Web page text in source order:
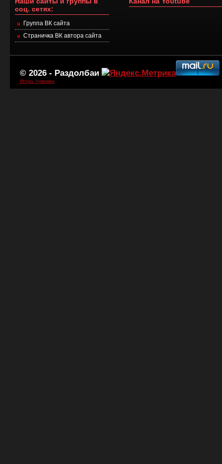
соц. сетях:
Группа ВК сайта
Страничка ВК автора сайта
© 2026 - Раздолбаи
Игорь Чувакин